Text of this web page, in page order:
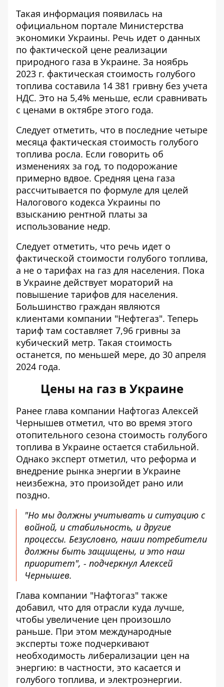
Такая информация появилась на
официальном портале Министерства
экономики Украины. Речь идет о данных
по фактической цене реализации
природного газа в Украине. За ноябрь
2023 г. фактическая стоимость голубого
топлива составила 14 381 гривну без учета
НДС. Это на 5,4% меньше, если сравнивать
с ценами в октябре этого года.
Следует отметить, что в последние четыре
месяца фактическая стоимость голубого
топлива росла. Если говорить об
изменениях за год, то подорожание
примерно вдвое. Средняя цена газа
рассчитывается по формуле для целей
Налогового кодекса Украины по
взысканию рентной платы за
использование недр.
Следует отметить, что речь идет о
фактической стоимости голубого топлива,
а не о тарифах на газ для населения. Пока
в Украине действует мораторий на
повышение тарифов для населения.
Большинство граждан являются
клиентами компании "Нефтегаз". Теперь
тариф там составляет 7,96 гривны за
кубический метр. Такая стоимость
останется, по меньшей мере, до 30 апреля
2024 года.
Цены на газ в Украине
Ранее глава компании Нафтогаз Алексей
Чернышев отметил, что во время этого
отопительного сезона стоимость голубого
топлива в Украине остается стабильной.
Однако эксперт отметил, что реформа и
внедрение рынка энергии в Украине
неизбежна, это произойдет рано или
поздно.
"Но мы должны учитывать и ситуацию с
войной, и стабильность, и другие
процессы. Безусловно, наши потребители
должны быть защищены, и это наш
приоритет", - подчеркнул Алексей
Чернышев.
Глава компании "Нафтогаз" также
добавил, что для отрасли куда лучше,
чтобы увеличение цен произошло
раньше. При этом международные
эксперты тоже подчеркивают
необходимость либерализации цен на
энергию: в частности, это касается и
голубого топлива, и электроэнергии.